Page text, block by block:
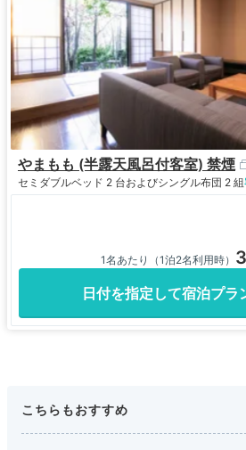
やまもも (半露天風呂付客室) 禁煙
セミダブルベッド 2 台およびシングル布団 2 組
1名あたり（1泊2名利用時）
日付を指定して宿泊プラ
こちらもおすすめ